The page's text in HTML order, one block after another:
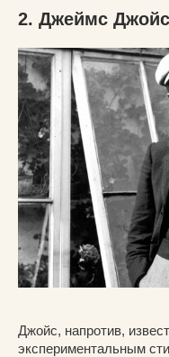
2. Джеймс Джойс
Джойс, напротив,
экспериментальным